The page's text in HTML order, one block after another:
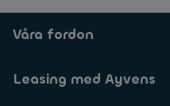
Våra fordon
Leasing med Ayvens